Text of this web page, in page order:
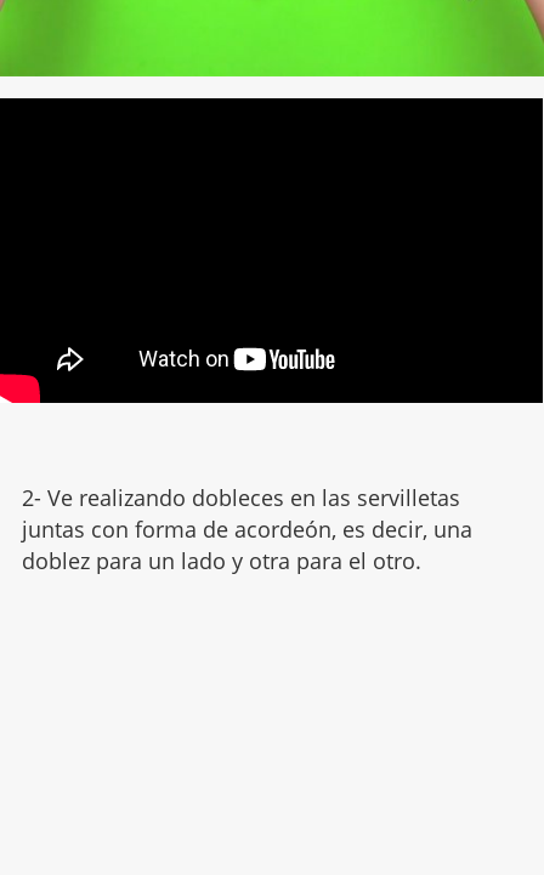
2- Ve realizando dobleces en las servilletas
juntas con forma de acordeón, es decir, una
doblez para un lado y otra para el otro.